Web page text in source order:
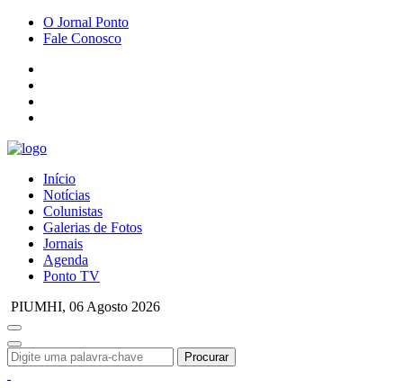
O Jornal Ponto
Fale Conosco
Início
Notícias
Colunistas
Galerias de Fotos
Jornais
Agenda
Ponto TV
PIUMHI, 06 Agosto 2026
Procurar